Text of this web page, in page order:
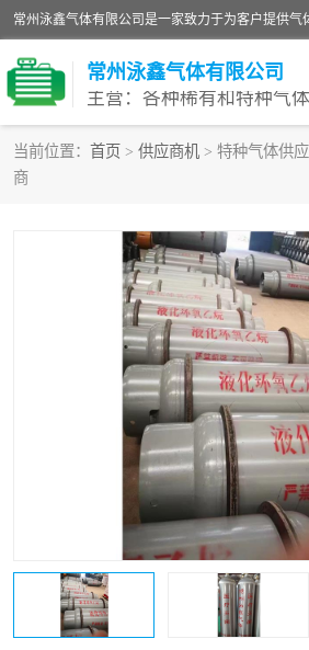
常州泳鑫气体有限公司
主营：各种稀有和特种气体
当前位置： 首页 > 供应商机 > 特种气体供
商
环氧乙烷灭菌剂 高